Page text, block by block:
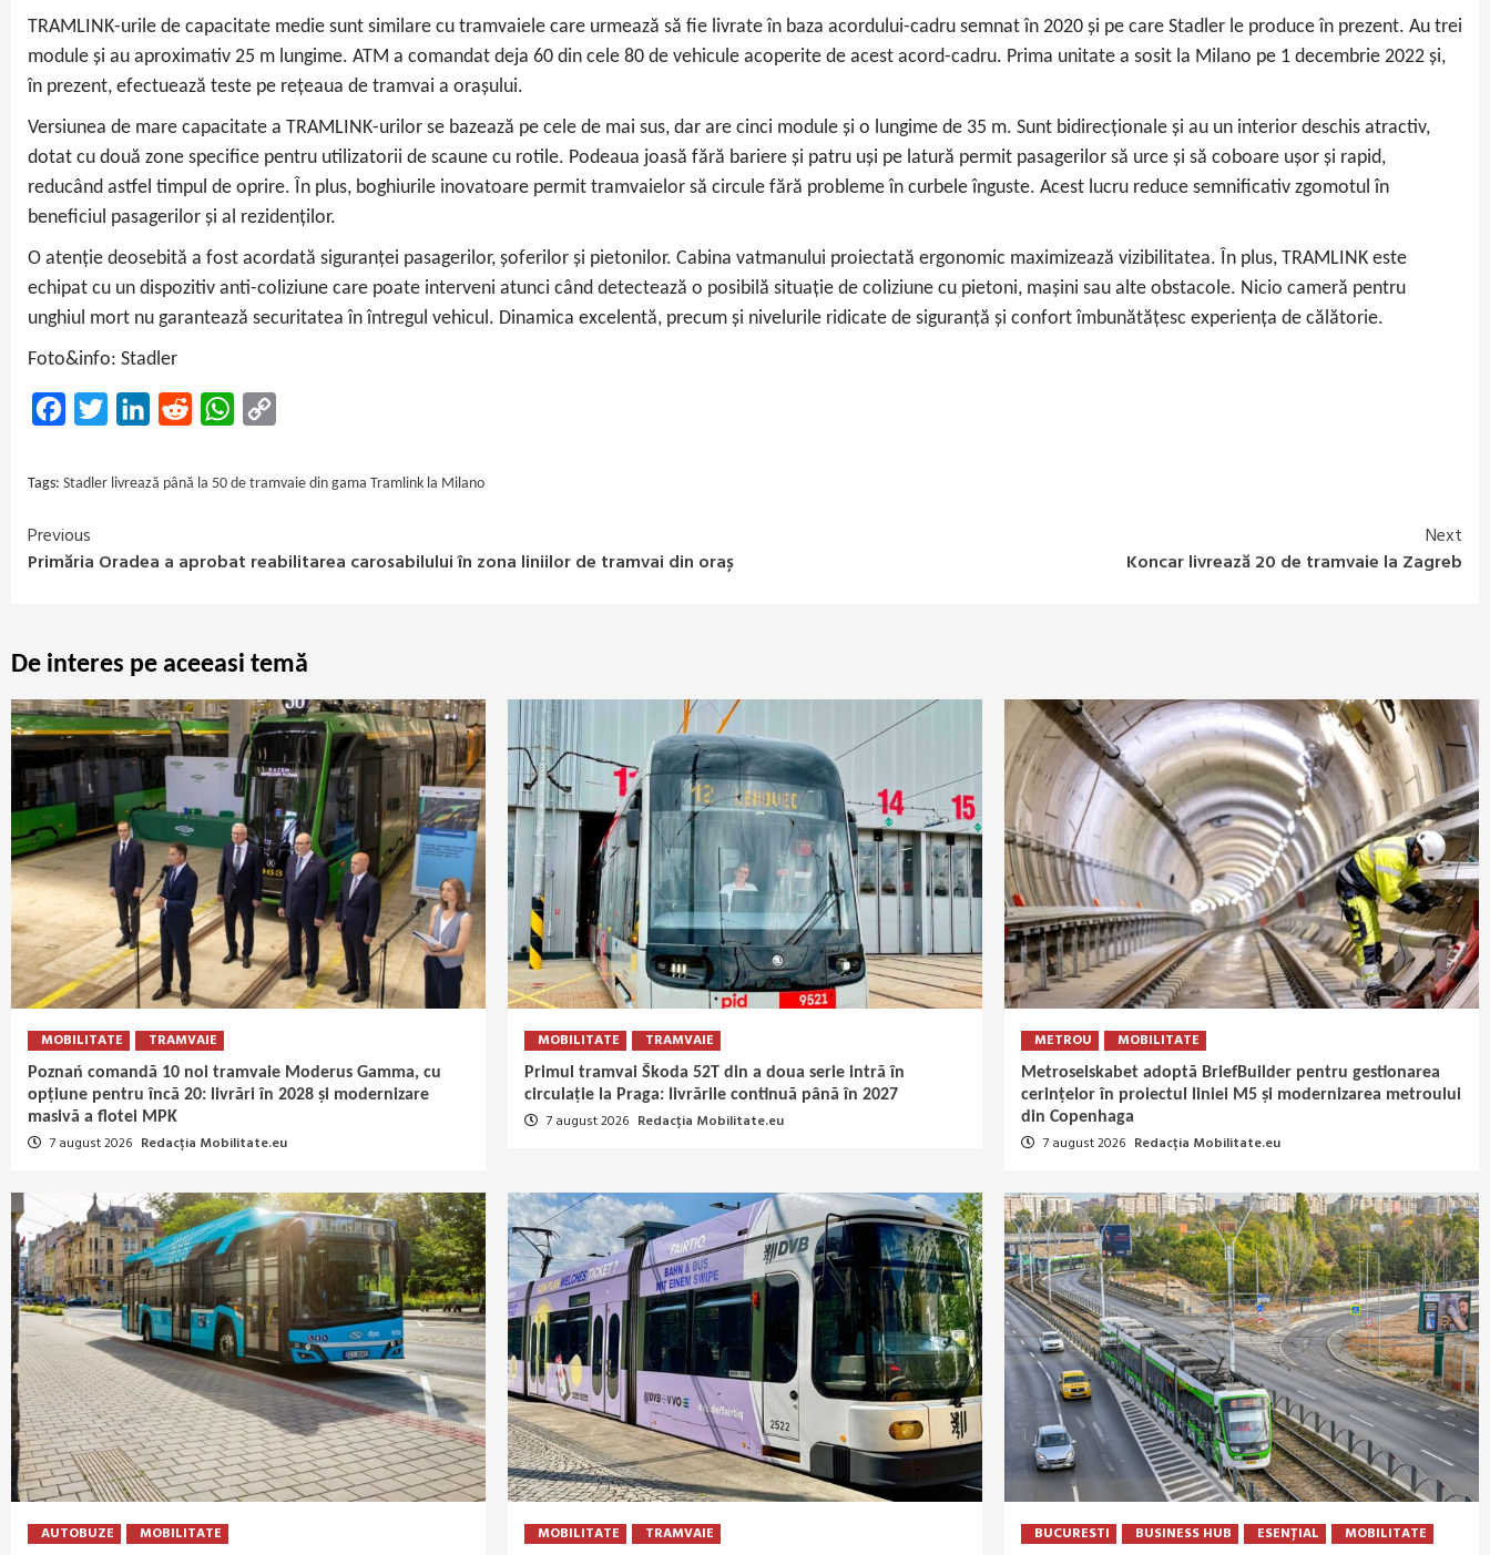
TRAMLINK-urile de capacitate medie sunt similare cu tramvaiele care urmează să fie livrate în baza acordului-cadru semnat în 2020 și pe care Stadler le produce în prezent. Au trei
module și au aproximativ 25 m lungime. ATM a comandat deja 60 din cele 80 de vehicule acoperite de acest acord-cadru. Prima unitate a sosit la Milano pe 1 decembrie 2022 și,
în prezent, efectuează teste pe rețeaua de tramvai a orașului.
Versiunea de mare capacitate a TRAMLINK-urilor se bazează pe cele de mai sus, dar are cinci module și o lungime de 35 m. Sunt bidirecționale și au un interior deschis atractiv,
dotat cu două zone specifice pentru utilizatorii de scaune cu rotile. Podeaua joasă fără bariere și patru uși pe latură permit pasagerilor să urce și să coboare ușor și rapid,
reducând astfel timpul de oprire. În plus, boghiurile inovatoare permit tramvaielor să circule fără probleme în curbele înguste. Acest lucru reduce semnificativ zgomotul în
beneficiul pasagerilor și al rezidenților.
O atenție deosebită a fost acordată siguranței pasagerilor, șoferilor și pietonilor. Cabina vatmanului proiectată ergonomic maximizează vizibilitatea. În plus, TRAMLINK este
echipat cu un dispozitiv anti-coliziune care poate interveni atunci când detectează o posibilă situație de coliziune cu pietoni, mașini sau alte obstacole. Nicio cameră pentru
unghiul mort nu garantează securitatea în întregul vehicul. Dinamica excelentă, precum și nivelurile ridicate de siguranță și confort îmbunătățesc experiența de călătorie.
Foto&info: Stadler
FacebookTwitter LinkedInReddit WhatsApp
Tags: Stadler livrează până la 50 de tramvaie din gama Tramlink la Milano
Continue
Previous
Primăria Oradea a aprobat reabilitarea carosabilului în zona liniilor de tramvai din oraș
Next
Koncar livrează 20 de tramvaie la Zagreb
De interes pe aceeasi temă
MOBILITATE TRAMVAIE
Poznań comandă 10 noi tramvaie Moderus Gamma, cu
opțiune pentru încă 20: livrări în 2028 și modernizare
masivă a flotei MPK
7 august 2026 Redacția Mobilitate.eu
MOBILITATE TRAMVAIE
Primul tramvai Škoda 52T din a doua serie intră în
circulație la Praga: livrările continuă până în 2027
7 august 2026 Redacția Mobilitate.eu
METROU MOBILITATE
Metroselskabet adoptă BriefBuilder pentru gestionarea
cerințelor în proiectul liniei M5 și modernizarea metroului
din Copenhaga
7 august 2026 Redacția Mobilitate.eu
AUTOBUZE MOBILITATE MOBILITATE TRAMVAIE BUCURESTI BUSINESS HUB ESENȚIAL MOBILITATE